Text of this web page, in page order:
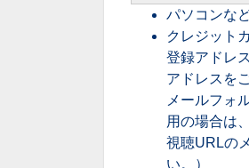
パソコンな
クレジット
登録アドレ
アドレスを
メールフォ
用の場合は
視聴URLの
い。）